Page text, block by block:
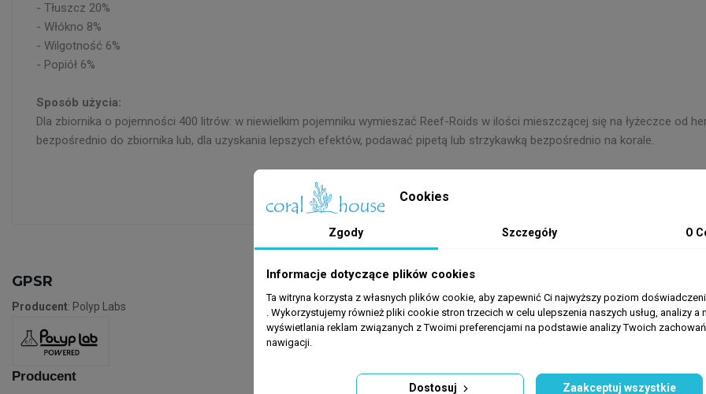
- Tłuszcz 20%
- Włókno 8%
- Wilgotność 6%
- Popiół 6%
Sposób użycia:
Dla zbiornika o pojemności 400 litrów: w niewielkim pojemniku wymieszać Reef-Roids w ilości mieszczącej się na łyżeczce od
bezpośrednio do zbiornika lub, dla uzyskania lepszych efektów, podawać pipetą lub strzykawką bezpośrednio na korale.
GPSR
Producent: Polyp Labs
Producent
Cookies
Zgody Szczegóły O
Informacje dotyczące plików cookies
Ta witryna korzysta z własnych plików cookie, aby zapewnić Ci najwyższy poziom
. Wykorzystujemy również pliki cookie stron trzecich w celu ulepszenia naszych usług, analizy a
wyświetlania reklam związanych z Twoimi preferencjami na podstawie analizy Twoich
nawigacji.
Dostosuj Zaakceptuj wszystkie